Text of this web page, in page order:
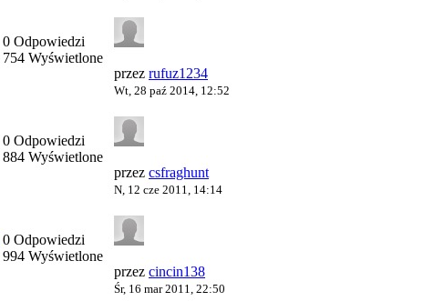
0 Odpowiedzi
754 Wyświetlone
przez rufuz1234
Wt, 28 paź 2014, 12:52
0 Odpowiedzi
884 Wyświetlone
przez csfraghunt
N, 12 cze 2011, 14:14
0 Odpowiedzi
994 Wyświetlone
przez cincin138
Śr, 16 mar 2011, 22:50